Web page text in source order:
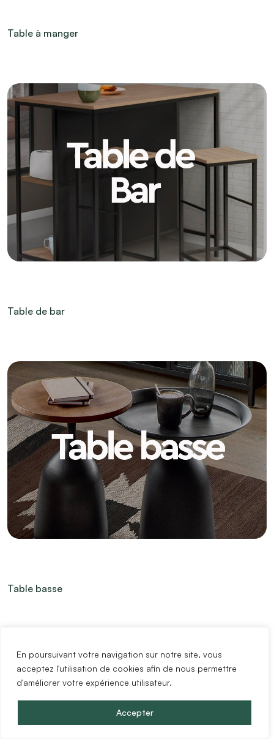
En poursuivant votre navigation sur notre site, vous
acceptez l'utilisation de cookies afin de nous permettre
d'améliorer votre expérience utilisateur.
Accepter
Table à manger
Table de bar
Table basse